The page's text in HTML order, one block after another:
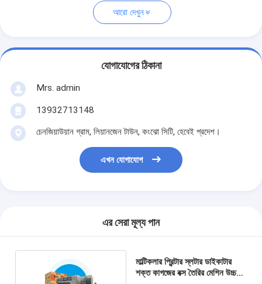
আরো দেখুন
যোগাযোগের ঠিকানা
Mrs. admin
13932713148
চেনজিয়াউয়ান গ্রাম, লিয়ানজেন টাউন, কংঝো সিটি, হেবেই প্রদেশ।
এখন যোগাযোগ
এর সেরা মূল্য পান
মাল্টিকলার প্রিন্টার স্লটার ডাইকাটার
শক্ত কাগজের বক্স তৈরির মেশিন উচ্চ